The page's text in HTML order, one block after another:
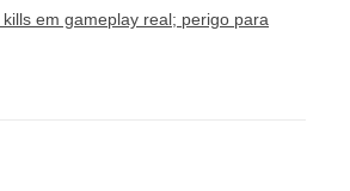
em gameplay real; perigo para